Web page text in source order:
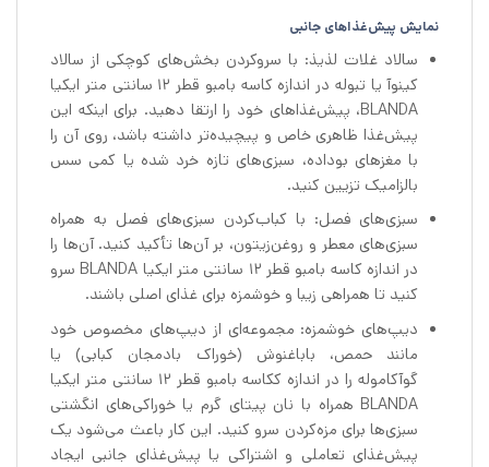
نمایش پیش‌غذاهای جانبی
سالاد غلات لذیذ: با سروکردن بخش‌های کوچکی از سالاد
کینوآ یا تبوله در اندازه کاسه بامبو قطر 12 سانتی متر ایکیا
BLANDA، پیش‌غذاهای خود را ارتقا دهید. برای اینکه این
پیش‌غذا ظاهری خاص و پیچیده‌تر داشته باشد، روی آن را
با مغزهای بوداده، سبزی‌های تازه خرد شده یا کمی سس
بالزامیک تزیین کنید.
سبزی‌های فصل: با کباب‌کردن سبزی‌های فصل به همراه
سبزی‌های معطر و روغن‌زیتون، بر آن‌ها تأکید کنید. آن‌ها را
در اندازه کاسه بامبو قطر 12 سانتی متر ایکیا BLANDA سرو
کنید تا همراهی زیبا و خوشمزه برای غذای اصلی باشند.
دیپ‌های خوشمزه: مجموعه‌ای از دیپ‌های مخصوص خود
مانند حمص، باباغنوش (خوراک بادمجان کبابی) یا
گوآکاموله را در اندازه ککاسه بامبو قطر 12 سانتی متر ایکیا
BLANDA همراه با نان پیتای گرم یا خوراکی‌های انگشتی
سبزی‌ها برای مزه‌کردن سرو کنید. این کار باعث می‌شود یک
پیش‌غذای تعاملی و اشتراکی یا پیش‌غذای جانبی ایجاد